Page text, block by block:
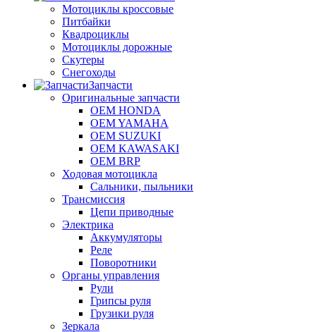
Мотоциклы кроссовые
Питбайки
Квадроциклы
Мотоциклы дорожные
Скутеры
Снегоходы
Запчасти
Оригинальные запчасти
OEM HONDA
OEM YAMAHA
OEM SUZUKI
OEM KAWASAKI
OEM BRP
Ходовая мотоцикла
Сальники, пыльники
Трансмиссия
Цепи приводные
Электрика
Аккумуляторы
Реле
Поворотники
Органы управления
Рули
Грипсы руля
Грузики руля
Зеркала